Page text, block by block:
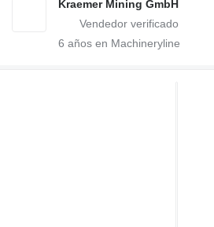
Kraemer Mining GmbH
6 años en Machineryline